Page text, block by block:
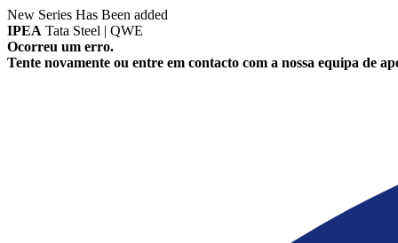
New Series Has Been added
IPEA Tata Steel | QWE
Ocorreu um erro.
Tente novamente ou entre em contacto com a nossa equipa de